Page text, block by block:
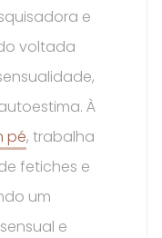
e
voltada
À
pé, trabalha
fetiches e
um
e